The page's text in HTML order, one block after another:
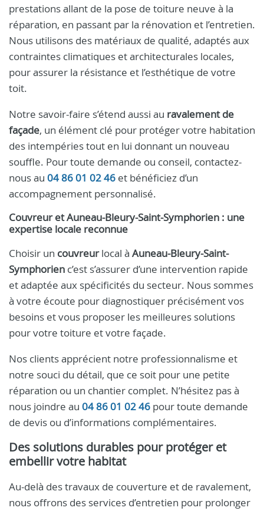
prestations allant de la pose de toiture neuve à la
réparation, en passant par la rénovation et l’entretien.
Nous utilisons des matériaux de qualité, adaptés aux
contraintes climatiques et architecturales locales,
pour assurer la résistance et l’esthétique de votre
toit.
Notre savoir-faire s’étend aussi au ravalement de
façade, un élément clé pour protéger votre habitation
des intempéries tout en lui donnant un nouveau
souffle. Pour toute demande ou conseil, contactez-
nous au 04 86 01 02 46 et bénéficiez d’un
accompagnement personnalisé.
Couvreur et Auneau-Bleury-Saint-Symphorien : une
expertise locale reconnue
Choisir un couvreurlocal à Auneau-Bleury-Saint-
Symphorien c’est s’assurer d’une intervention rapide
et adaptée aux spécificités du secteur. Nous sommes
à votre écoute pour diagnostiquer précisément vos
besoins et vous proposer les meilleures solutions
pour votre toiture et votre façade.
Nos clients apprécient notre professionnalisme et
notre souci du détail, que ce soit pour une petite
réparation ou un chantier complet. N’hésitez pas à
nous joindre au 04 86 01 02 46 pour toute demande
de devis ou d’informations complémentaires.
Des solutions durables pour protéger et
embellir votre habitat
Au-delà des travaux de couverture et de ravalement,
nous offrons des services d’entretien pour prolonger